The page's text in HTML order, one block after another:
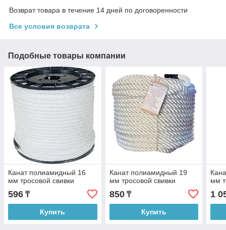
Возврат товара в течение 14 дней по договоренности
Все условия возврата
Подобные товары компании
Канат полиамидный 16
мм тросовой свивки
596 ₸
Купить
Канат полиамидный 19
мм тросовой свивки
850₸
Купить
мм
1